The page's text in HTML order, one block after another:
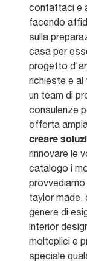
contattaci e
facendo
sulla
casa per
progetto
richieste e al
un team di
consulenze
offerta
creare
rinnovare le
catalogo i
taylor made,
genere di
interior
molteplici e
speciale